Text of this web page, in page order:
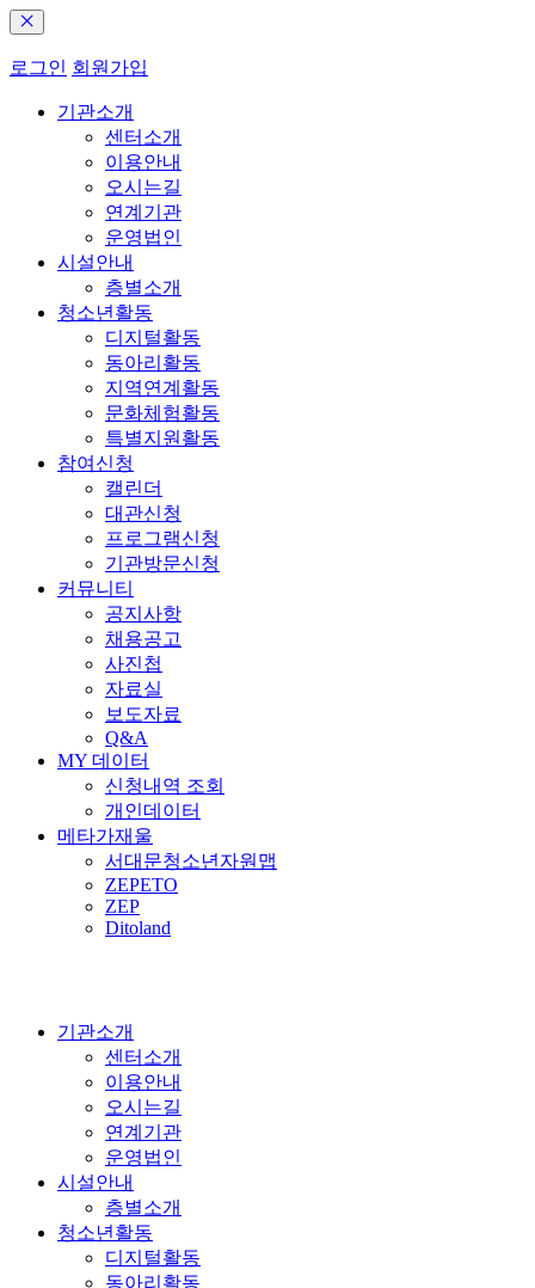
로그인 회원가입
기관소개
센터소개
이용안내
오시는길
연계기관
운영법인
시설안내
층별소개
청소년활동
디지털활동
동아리활동
지역연계활동
문화체험활동
특별지원활동
참여신청
캘린더
대관신청
프로그램신청
기관방문신청
커뮤니티
공지사항
채용공고
사진첩
자료실
보도자료
Q&A
MY 데이터
신청내역 조회
개인데이터
메타가재울
서대문청소년자원맵
ZEPETO
ZEP
Ditoland
기관소개
센터소개
이용안내
오시는길
연계기관
운영법인
시설안내
층별소개
청소년활동
디지털활동
동아리활동